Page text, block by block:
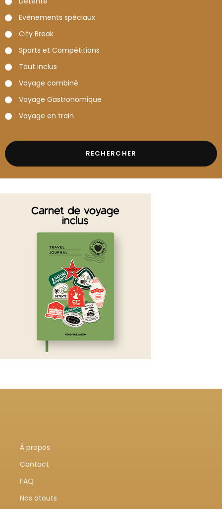
Evènements spéciaux
City Break
Sports et Compétitions
Tout inclus
Voyage combiné
Voyage Gastronomique
Voyage en train
À propos
Contact
FAQ
Nos atouts